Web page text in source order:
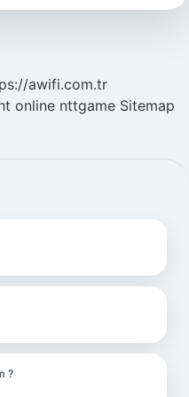
awifi.com.tr
online nttgame Sitemap
?